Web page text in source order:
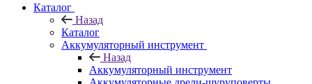
Каталог
Назад
Каталог
Аккумуляторный инструмент
Назад
Аккумуляторный инструмент